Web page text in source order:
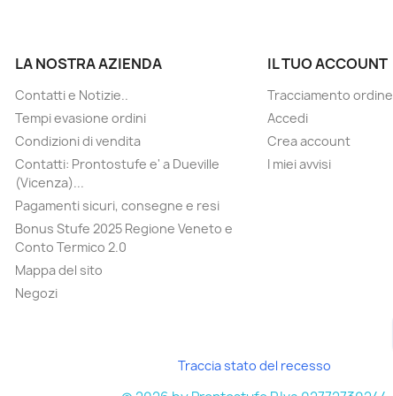
LA NOSTRA AZIENDA
Contatti e Notizie..
Tempi evasione ordini
Condizioni di vendita
Contatti: Prontostufe e' a Dueville
(Vicenza)...
Pagamenti sicuri, consegne e resi
Bonus Stufe 2025 Regione Veneto e
Conto Termico 2.0
Mappa del sito
Negozi
IL TUO ACCOUNT
Tracciamento ordine
Accedi
Crea account
I miei avvisi
Traccia stato del recesso